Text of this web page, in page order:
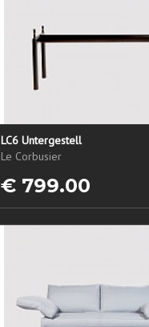
LC6 Untergestell
Le Corbusier
€ 799.00